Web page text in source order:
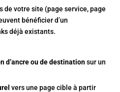
de votre site (page service, page
bénéficier d’un
déjà existants.
d’ancre ou de destinationsur un
vers une page cible à partir